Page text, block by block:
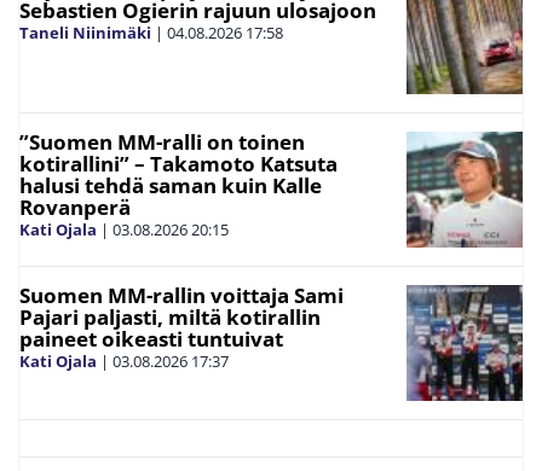
Sebastien Ogierin rajuun ulosajoon
Taneli Niinimäki | 04.08.2026 17:58
”Suomen MM-ralli on toinen
kotirallini” – Takamoto Katsuta
halusi tehdä saman kuin Kalle
Rovanperä
Kati Ojala | 03.08.202620:15
Suomen MM-rallin voittaja Sami
Pajari paljasti, miltä kotirallin
paineet oikeasti tuntuivat
Kati Ojala | 03.08.2026 17:37